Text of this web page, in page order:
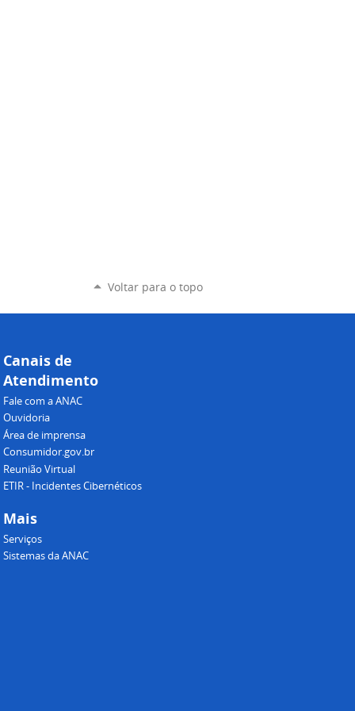
Voltar para o topo
Canais de
Atendimento
Fale com a ANAC
Ouvidoria
Área de imprensa
Consumidor.gov.br
Reunião Virtual
ETIR - Incidentes Cibernéticos
Mais
Serviços
Sistemas da ANAC